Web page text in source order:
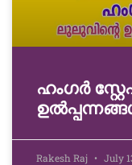
ഹംഗർ
Rakesh Raj July